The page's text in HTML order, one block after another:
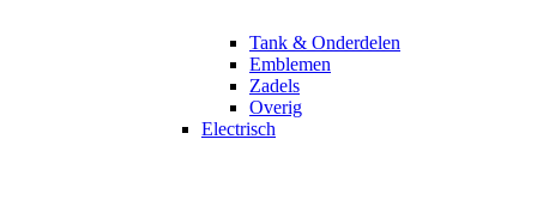
Tank & Onderdelen
Emblemen
Zadels
Overig
Electrisch